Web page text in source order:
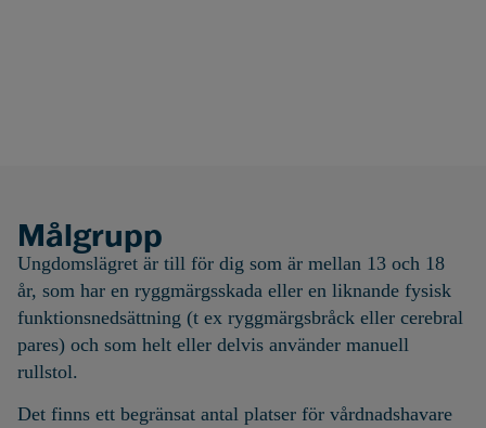
Målgrupp
Ungdomslägret är till för dig som är mellan 13 och 18
år, som har en ryggmärgsskada eller en liknande fysisk
funktionsnedsättning (t ex ryggmärgsbråck eller cerebral
pares) och som helt eller delvis använder manuell
rullstol.
Det finns ett begränsat antal platser för vårdnadshavare